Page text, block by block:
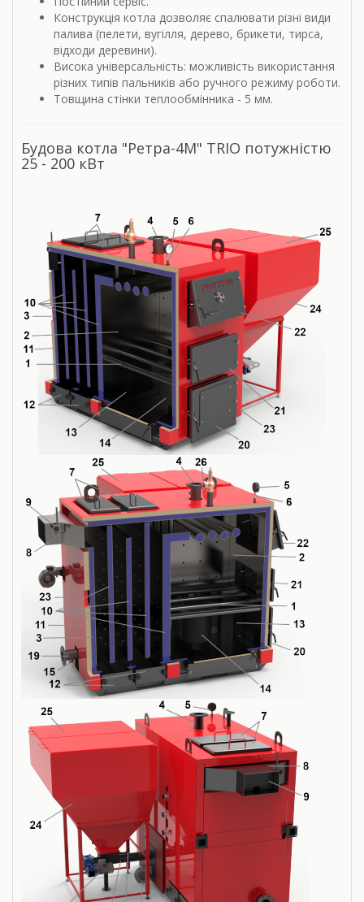
Конструкція котла дозволяє спалювати різні види
палива (пелети, вугілля, дерево, брикети, тирса,
відходи деревини).
Висока універсальність: можливість використання
різних типів пальників або ручного режиму роботи.
Товщина стінки теплообмінника - 5 мм.
Будова котла "Ретра-4М" TRIO потужністю
25 - 200 кВт